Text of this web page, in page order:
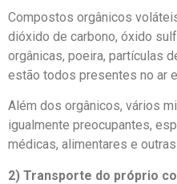
Compostos orgânicos
dióxido de carbono, óxido
orgânicas, poeira, partículas
estão todos presentes no ar
Além dos orgânicos, vários
igualmente preocupantes,
médicas, alimentares e
2) Transporte do próprio